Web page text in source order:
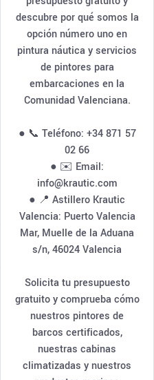
descubre por qué somos la
opción número uno en
pintura náutica y servicios
de pintores para
embarcaciones en la
Comunidad Valenciana.
● 📞 Teléfono: +34 871 57
02 66
● ✉️ Email:
info@krautic.com
● 📍 Astillero Krautic
Valencia: Puerto Valencia
Mar, Muelle de la Aduana
s/n, 46024 Valencia
Solicita tu presupuesto
gratuito y comprueba cómo
nuestros pintores de
barcos certificados,
nuestras cabinas
climatizadas y nuestros